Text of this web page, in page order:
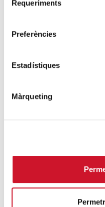
Requeriments
Preferències
Estadístiques
Màrqueting
Qui som?
Escola de formació del